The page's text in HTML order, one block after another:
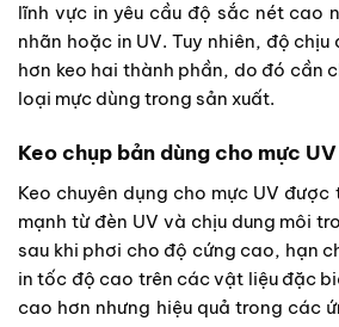
lĩnh vực in yêu cầu độ sắc nét cao
nhãn hoặc in UV. Tuy nhiên, độ chịu
hơn keo hai thành phần, do đó cần
loại mực dùng trong sản xuất.
Keo chụp bản dùng cho mực UV
Keo chuyên dụng cho mực UV được
mạnh từ đèn UV và chịu dung môi
sau khi phơi cho độ cứng cao, hạn
in tốc độ cao trên các vật liệu đặc
cao hơn nhưng hiệu quả trong các